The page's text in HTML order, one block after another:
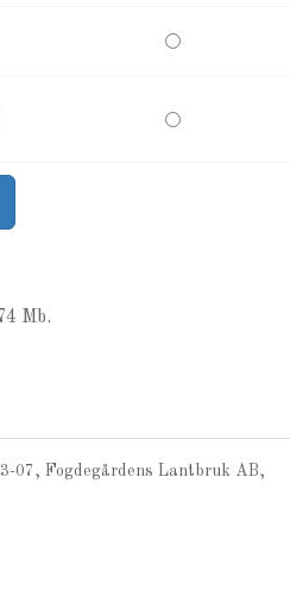
Mb.
07, Fogdegårdens Lantbruk AB,